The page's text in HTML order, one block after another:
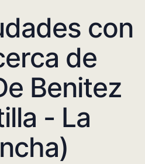
con
de
Benitez
- La